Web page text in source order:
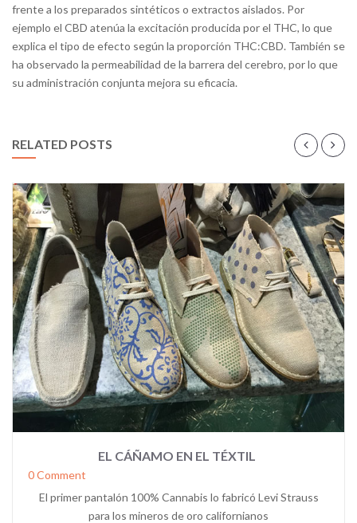
frente a los preparados sintéticos o extractos aislados. Por
ejemplo el CBD atenúa la excitación producida por el THC, lo que
explica el tipo de efecto según la proporción THC:CBD. También se
ha observado la permeabilidad de la barrera del cerebro, por lo que
su administración conjunta mejora su eficacia.
RELATED POSTS
EL CÁÑAMO EN EL TÉXTIL
0 Comment
El primer pantalón 100% Cannabis lo fabricó Levi Strauss
para los mineros de oro californianos